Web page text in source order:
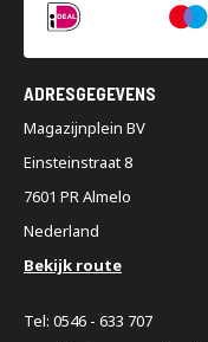
ADRESGEGEVENS
Magazijnplein BV
Einsteinstraat 8
7601 PR Almelo
Nederland
Bekijk route
Tel: 0546 - 633 707